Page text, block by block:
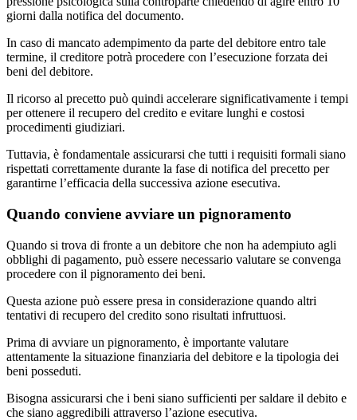
giorni dalla notifica del documento.
In caso di mancato adempimento da parte del debitore entro tale
termine, il creditore potrà procedere con l’esecuzione forzata dei
beni del debitore.
Il ricorso al precetto può quindi accelerare significativamente i tempi
per ottenere il recupero del credito e evitare lunghi e costosi
procedimenti giudiziari.
Tuttavia, è fondamentale assicurarsi che tutti i requisiti formali siano
rispettati correttamente durante la fase di notifica del precetto per
garantirne l’efficacia della successiva azione esecutiva.
Quando conviene avviare un pignoramento
Quando si trova di fronte a un debitore che non ha adempiuto agli
obblighi di pagamento, può essere necessario valutare se convenga
procedere con il pignoramento dei beni.
Questa azione può essere presa in considerazione quando altri
tentativi di recupero del credito sono risultati infruttuosi.
Prima di avviare un pignoramento, è importante valutare
attentamente la situazione finanziaria del debitore e la tipologia dei
beni posseduti.
Bisogna assicurarsi che i beni siano sufficienti per saldare il debito e
che siano aggredibili attraverso l’azione esecutiva.